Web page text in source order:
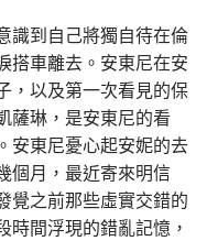
識到自己將獨自待在倫
搭車離去。安東尼在安
，以及第一次看見的保
薩琳，是安東尼的看
安東尼憂心起安妮的去
個月，最近寄來明信
覺之前那些虛實交錯的
時間浮現的錯亂記憶，